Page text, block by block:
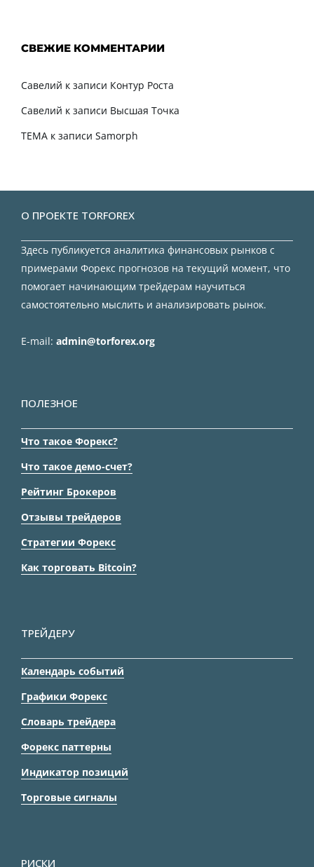
СВЕЖИЕ КОММЕНТАРИИ
Савелий к записи Контур Роста
Савелий к записи Высшая Точка
TEMA к записи Samorph
О ПРОЕКТЕ TORFOREX
Здесь публикуется аналитика финансовых рынков с
примерами Форекс прогнозов на текущий момент, что
помогает начинающим трейдерам научиться
самостоятельно мыслить и анализировать рынок.
E-mail: admin@torforex.org
ПОЛЕЗНОЕ
Что такое Форекс?
Что такое демо-счет?
Рейтинг Брокеров
Отзывы трейдеров
Стратегии Форекс
Как торговать Bitcoin?
ТРЕЙДЕРУ
Календарь событий
Графики Форекс
Словарь трейдера
Форекс паттерны
Индикатор позиций
Торговые сигналы
РИСКИ